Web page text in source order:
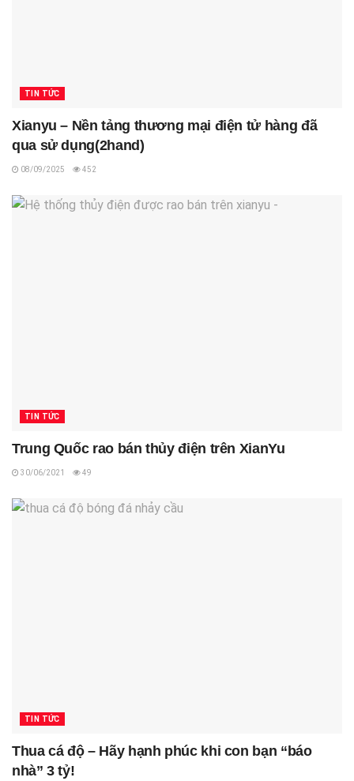
TIN TỨC
Xianyu – Nền tảng thương mại điện tử hàng đã
qua sử dụng(2hand)
08/09/2025 452
TIN TỨC
Trung Quốc rao bán thủy điện trên XianYu
30/06/2021 49
TIN TỨC
Thua cá độ – Hãy hạnh phúc khi con bạn “báo
nhà” 3 tỷ!